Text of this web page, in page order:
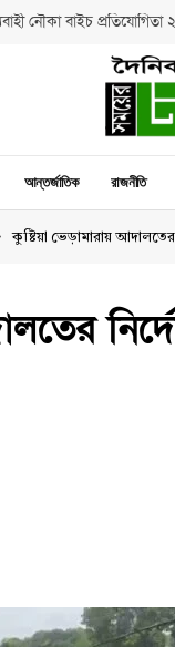
নৌকা বাইচ প্রতিযোগিতা
আন্তর্জাতিক রাজনীতি
কুষ্টিয়া ভেড়ামারায়